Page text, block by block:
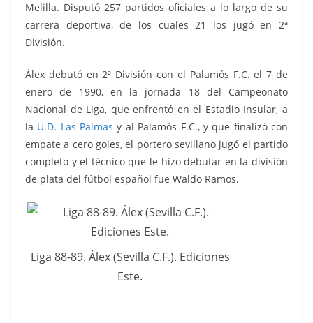
Melilla. Disputó 257 partidos oficiales a lo largo de su
carrera deportiva, de los cuales 21 los jugó en 2ª
División.
Álex debutó en 2ª División con el Palamós F.C. el 7 de
enero de 1990, en la jornada 18 del Campeonato
Nacional de Liga, que enfrentó en el Estadio Insular, a
la U.D. Las Palmas y al Palamós F.C., y que finalizó con
empate a cero goles, el portero sevillano jugó el partido
completo y el técnico que le hizo debutar en la división
de plata del fútbol español fue Waldo Ramos.
Liga 88-89. Álex (Sevilla C.F.). Ediciones
Este.